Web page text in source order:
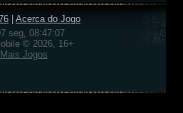
Acerca do Jogo
seg, 08:47:07
© 2026, 16+
Mais Jogos